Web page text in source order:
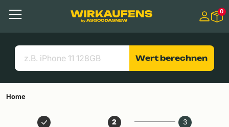
Menü
Suchen
Nützliche Links
0
Wert berechnen
Home
2
3